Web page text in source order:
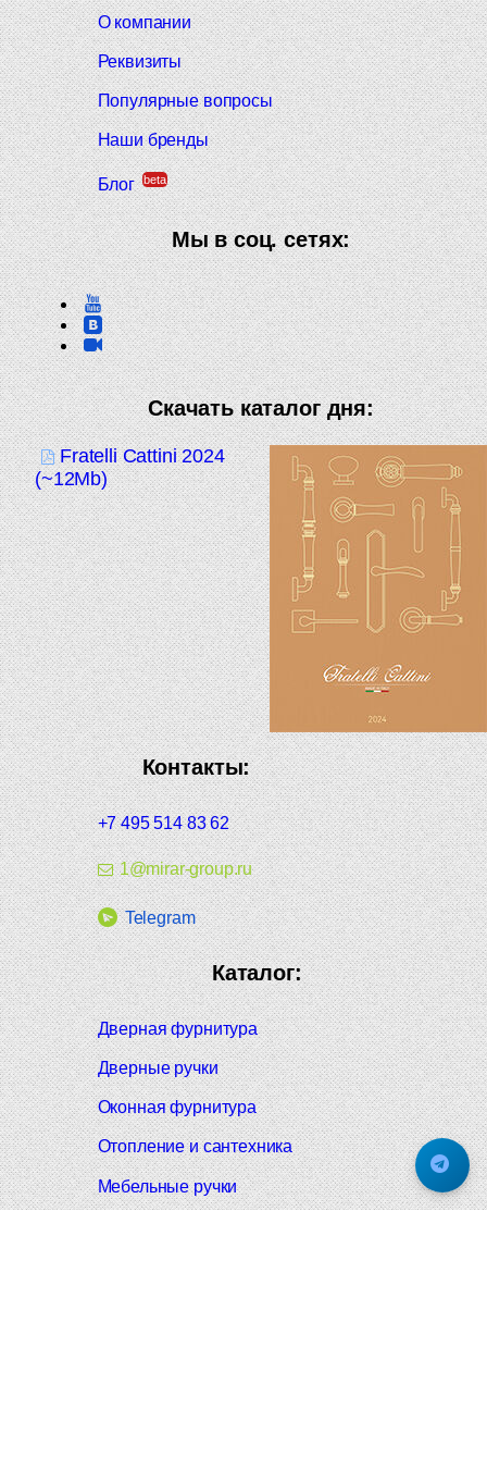
О компании
Реквизиты
Популярные вопросы
Наши бренды
Блог beta
Мы в соц. сетях:
Скачать каталог дня:
Fratelli Cattini 2024
(~12Mb)
Контакты:
+7 495 514 83 62
1@mirar-group.ru
Telegram
Каталог:
Дверная фурнитура
Дверные ручки
Оконная фурнитура
Отопление и сантехника
Мебельные ручки